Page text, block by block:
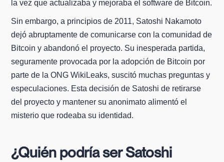
la vez que actualizaba y mejoraba el software de Bitcoin.
Sin embargo, a principios de 2011, Satoshi Nakamoto
dejó abruptamente de comunicarse con la comunidad de
Bitcoin y abandonó el proyecto. Su inesperada partida,
seguramente provocada por la adopción de Bitcoin por
parte de la ONG WikiLeaks, suscitó muchas preguntas y
especulaciones. Esta decisión de Satoshi de retirarse
del proyecto y mantener su anonimato alimentó el
misterio que rodeaba su identidad.
¿Quién podría ser Satoshi